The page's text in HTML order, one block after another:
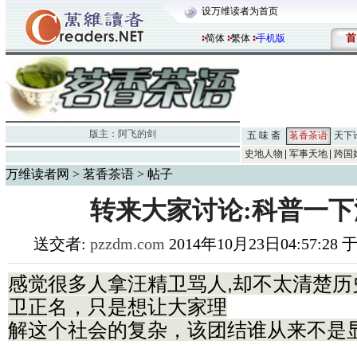
设万维读者为首页
简体 繁体 手机版 首
版主： 阿飞的剑 五 味 斋 茗香茶语
天下
史地人物
军事天地 跨国
万维读者网 > 茗香茶语 > 帖子
转来大家讨论:科普一
送交者: pzzdm.com 2014年10月23日04:57:28
感觉很多人拿汪精卫骂人,却不太清楚
卫正名，只是想让大家理
解这个社会的复杂，该团结谁从来不是